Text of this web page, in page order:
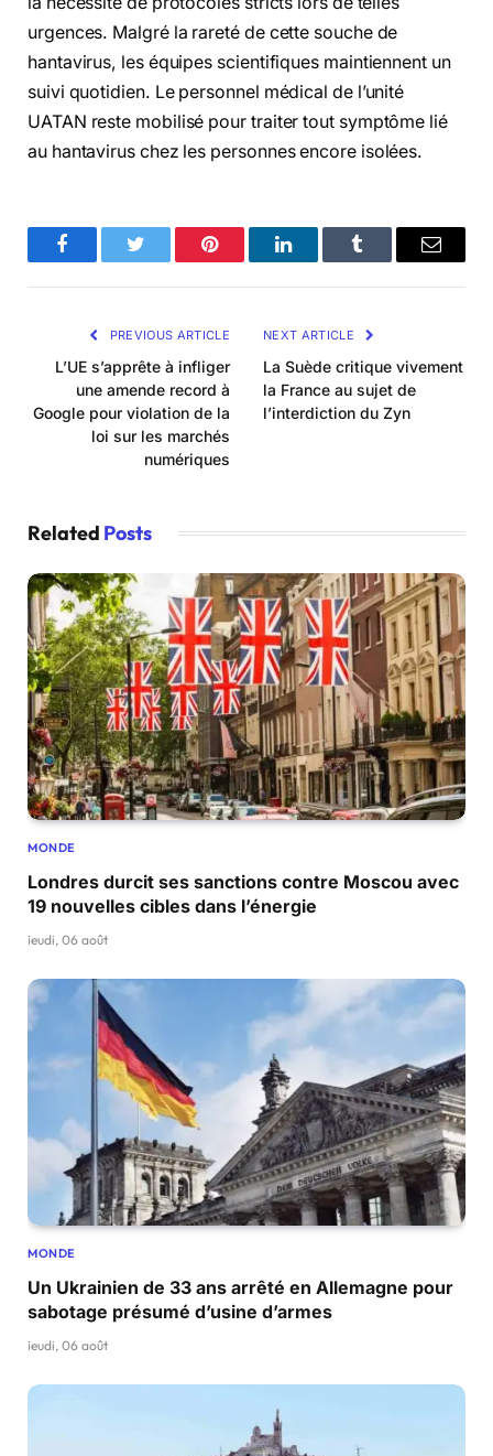
urgences. Malgré la rareté de cette souche de
hantavirus, les équipes scientifiques maintiennent un
suivi quotidien. Le personnel médical de l’unité
UATAN reste mobilisé pour traiter tout symptôme lié
au hantavirus chez les personnes encore isolées.
FacebookTwitter Pinterest LinkedInTumblr Email
PREVIOUS ARTICLE
L’UE s’apprête à infliger
une amende record à
Google pour violation de la
loi sur les marchés
numériques
NEXT ARTICLE
La Suède critique vivement
la France au sujet de
l’interdiction du Zyn
Related Posts
MONDE
Londres durcit ses sanctions contre Moscou avec
19 nouvelles cibles dans l’énergie
jeudi, 06 août
MONDE
Un Ukrainien de 33 ans arrêté en Allemagne pour
sabotage présumé d’usine d’armes
jeudi, 06 août